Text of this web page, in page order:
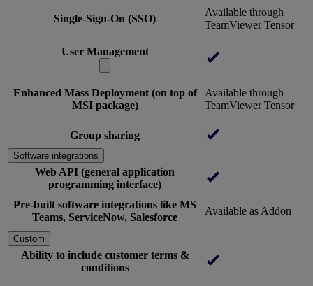
Single-Sign-On (SSO)
Available through
TeamViewer Tensor
User Management
Enhanced Mass Deployment (on top of
MSI package)
Available through
TeamViewer Tensor
Group sharing
Software integrations
Web API (general application
programming interface)
Pre-built software integrations like MS
Teams, ServiceNow, Salesforce
Available as Addon
Custom
Ability to include customer terms &
conditions